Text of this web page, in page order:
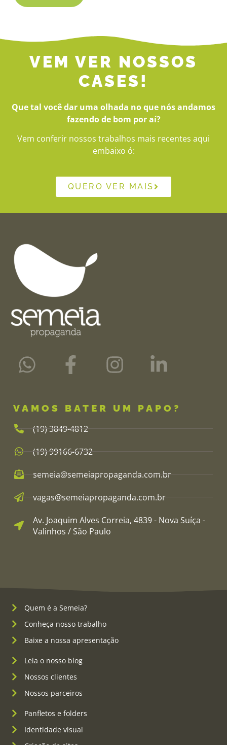
VEM VER NOSSOS
CASES!
Que tal você dar uma olhada no que nós andamos
fazendo de bom por aí?
Vem conferir nossos trabalhos mais recentes aqui
embaixo ó:
QUERO VER MAIS
VAMOS BATER UM PAPO?
(19) 3849-4812​
(19) 99166-6732
semeia@semeiapropaganda.com.br​
vagas@semeiapropaganda.com.br​
Av. Joaquim Alves Correia, 4839 - Nova Suíça -
Valinhos / São Paulo
Quem é a Semeia?
Conheça nosso trabalho
Baixe a nossa apresentação
Leia o nosso blog
Nossos clientes
Nossos parceiros
Panfletos e folders
Identidade visual